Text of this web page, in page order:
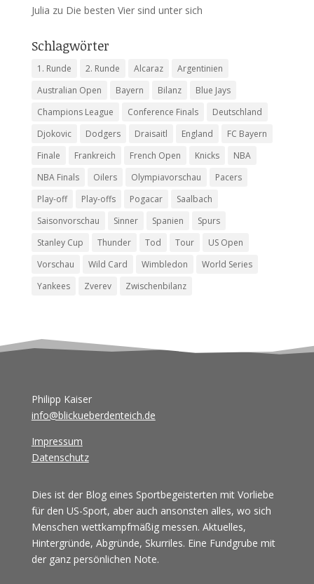
Julia zu Die besten Vier sind unter sich
Schlagwörter
1. Runde 2. Runde Alcaraz
Argentinien
Australian Open
Bayern Bilanz
Blue Jays
Champions League
Conference Finals
Deutschland
Djokovic
Dodgers Draisaitl England
FC Bayern
Finale
Frankreich French Open Knicks
NBA
NBA Finals
Oilers Olympiavorschau
Pacers
Play-off
Play-offs Pogacar
Saalbach
Saisonvorschau
Sinner Spanien
Spurs
Stanley Cup
Thunder Tod Tour
US Open
Vorschau
Wild Card Wimbledon
World Series
Yankees
Zverev Zwischenbilanz
Philipp Kaiser
info@blickueberdenteich.de
Impressum
Datenschutz
Dies ist der Blog eines Sportbegeisterten mit Vorliebe
für den US-Sport, aber auch ansonsten alles, wo sich
Menschen wettkampfmäßig messen. Aktuelles,
Hintergründe, Abgründe, Skurriles. Eine Fundgrube mit
der ganz persönlichen Note.